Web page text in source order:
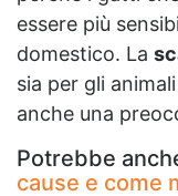
essere più
domestico. La
sia per gli
anche una
Potrebbe
cause e come